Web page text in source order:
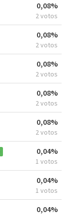
0,08%
2 votos
0,08%
2 votos
0,08%
2 votos
0,08%
2 votos
0,08%
2 votos
0,04%
1 votos
0,04%
1 votos
0,04%